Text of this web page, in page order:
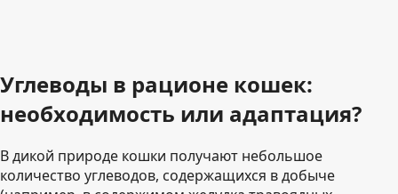
Углеводы в рационе кошек:
необходимость или адаптация?
В дикой природе кошки получают небольшое
количество углеводов, содержащихся в добыче